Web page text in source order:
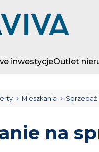
inwestycjeOutlet
Mieszkania Sprzedaż
na